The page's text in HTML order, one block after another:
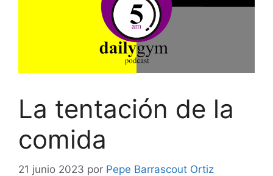
La tentación de la
comida
21 junio 2023 por Pepe Barrascout Ortiz